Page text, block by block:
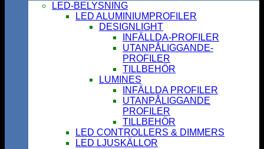
LED-BELYSNING
LED ALUMINIUMPROFILER
DESIGNLIGHT
INFÄLLDA-PROFILER
UTANPÅLIGGANDE-
PROFILER
TILLBEHÖR
LUMINES
INFÄLLDA PROFILER
UTANPÅLIGGANDE
PROFILER
TILLBEHÖR
LED CONTROLLERS & DIMMERS
LED LJUSKÄLLOR